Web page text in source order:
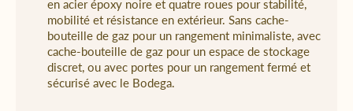
en acier époxy noire et quatre roues pour stabilité,
mobilité et résistance en extérieur. Sans cache-
bouteille de gaz pour un rangement minimaliste, avec
cache-bouteille de gaz pour un espace de stockage
discret, ou avec portes pour un rangement fermé et
sécurisé avec le Bodega.